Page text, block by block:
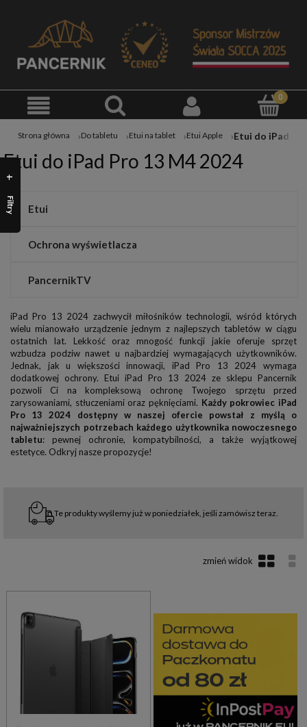
Strona główna Do tabletu Etui na tablet Etui Apple
Etui do iPad Pro 13 M4 2024
Etui
Ochrona wyświetlacza
PancernikTV
iPad Pro 13 2024 zachwycił miłośników technologii, wśród których
wielu mianowało urządzenie jednym z najlepszych tabletów w ciągu
ostatnich lat. Lekkość oraz mnogość funkcji jakie oferuje sprzęt
wzbudza podziw nawet u najbardziej wymagających użytkowników.
Jednak, jak u większości innowacji, iPad Pro 13 2024 wymaga
dodatkowej ochrony. Etui iPad Pro 13 2024 ze sklepu Pancernik
pozwoli Ci na kompleksową ochronę Twojego sprzętu przed
zarysowaniami, stłuczeniami oraz pęknięciami. Każdy pokrowiec iPad
Pro 13 2024 dostępny w naszej ofercie powstał z myślą o
najważniejszych potrzebach każdego użytkownika nowoczesnego
tabletu: pewnej ochronie, kompatybilności, a także wyjątkowej
estetyce. Odkryj nasze propozycje!
Te produkty wyślemy już w poniedziałek, jeśli zamówisz teraz.
Filtry